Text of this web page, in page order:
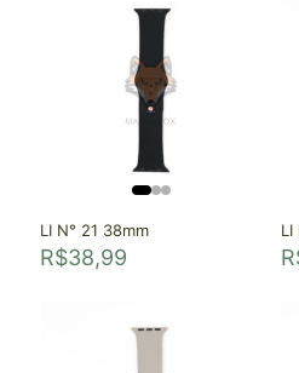
LI N° 21 38mm
R$38,99
LI